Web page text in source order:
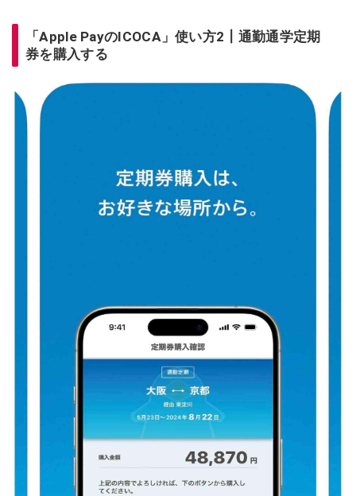
「Apple PayのICOCA」使い方2┃通勤通学定期
券を購入する